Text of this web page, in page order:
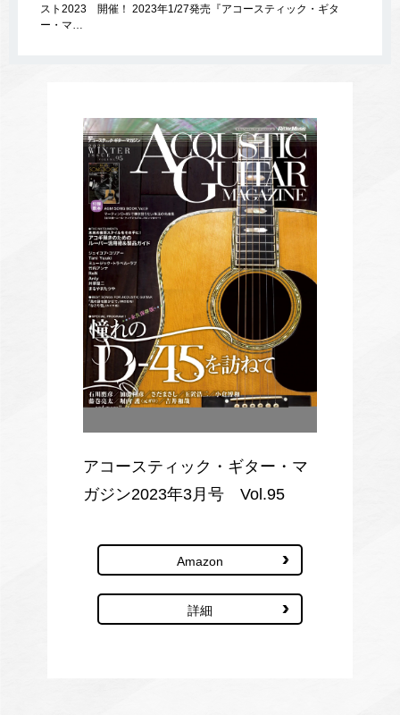
スト2023 開催！ 2023年1/27発売『アコースティック・ギタ
ー・マ…
アコースティック・ギター・マ
ガジン2023年3月号 Vol.95
Amazon
詳細